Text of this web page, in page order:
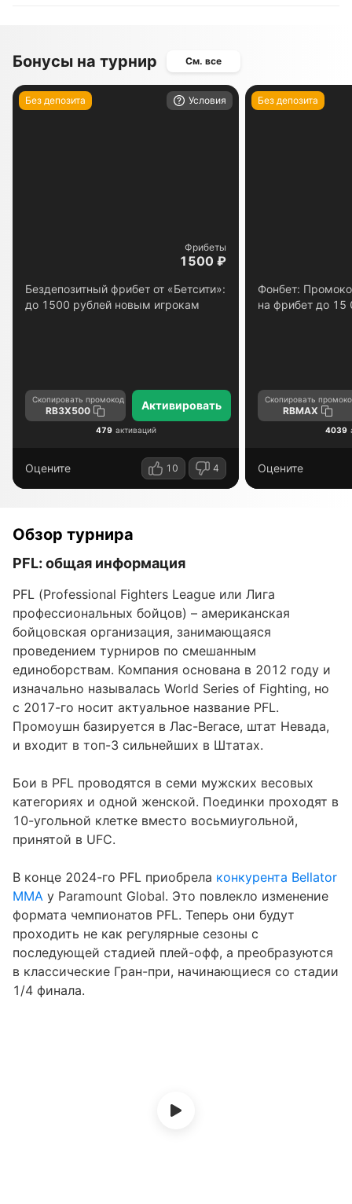
Бонусы на турнир См. все
Без депозита Условия
Фрибеты
1500 ₽
Бездепозитный фрибет от «Бетсити»:
до 1500 рублей новым игрокам
Скопировать промокод
RB3X500 Активировать
479 активаций
Оцените 10 4
Без депозита
Фонбет:
на фрибет до 15
Скопировать
RBMAX
4039
Оцените
Обзор турнира
PFL: общая информация
PFL (Professional Fighters League или Лига
профессиональных бойцов) – американская
бойцовская организация, занимающаяся
проведением турниров по смешанным
единоборствам. Компания основана в 2012 году и
изначально называлась World Series of Fighting, но
с 2017-го носит актуальное название PFL.
Промоушн базируется в Лас-Вегасе, штат Невада,
и входит в топ-3 сильнейших в Штатах.
Бои в PFL проводятся в семи мужских весовых
категориях и одной женской. Поединки проходят в
10-угольной клетке вместо восьмиугольной,
принятой в UFC.
В конце 2024-го PFL приобрела конкурента Bellator
MMA у Paramount Global. Это повлекло изменение
формата чемпионатов PFL. Теперь они будут
проходить не как регулярные сезоны с
последующей стадией плей-офф, а преобразуются
в классические Гран-при, начинающиеся со стадии
1/4 финала.